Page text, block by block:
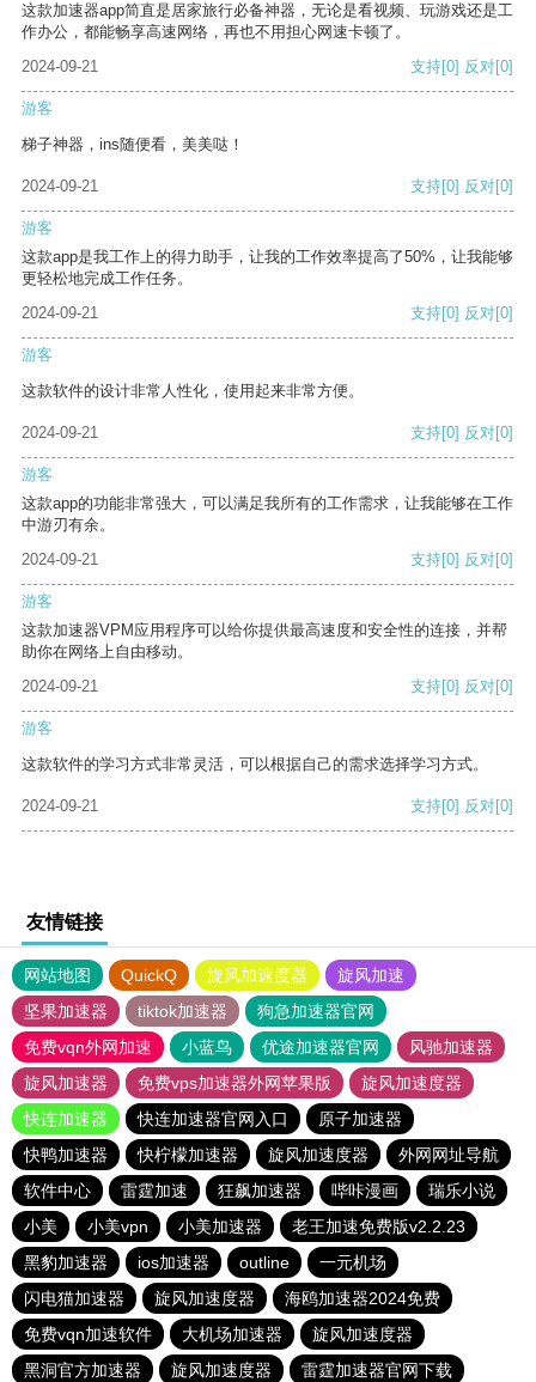
这款加速器app简直是居家旅行必备神器，无论是看视频、玩游戏还是工
作办公，都能畅享高速网络，再也不用担心网速卡顿了。
2024-09-21
支持[0] 反对[0]
游客
梯子神器，ins随便看，美美哒！
2024-09-21 支持[0] 反对[0]
游客
这款app是我工作上的得力助手，让我的工作效率提高了50%，让我能够
更轻松地完成工作任务。
2024-09-21
支持[0] 反对[0]
游客
这款软件的设计非常人性化，使用起来非常方便。
2024-09-21 支持[0] 反对[0]
游客
这款app的功能非常强大，可以满足我所有的工作需求，让我能够在工作
中游刃有余。
2024-09-21
支持[0] 反对[0]
游客
这款加速器VPM应用程序可以给你提供最高速度和安全性的连接，并帮
助你在网络上自由移动。
2024-09-21
支持[0] 反对[0]
游客
这款软件的学习方式非常灵活，可以根据自己的需求选择学习方式。
2024-09-21 支持[0] 反对[0]
友情链接
网站地图 QuickQ 旋风加速度器
旋风加速
坚果加速器
tiktok加速器
狗急加速器官网
免费vqn外网加速
小蓝鸟 优途加速器官网
风驰加速器
旋风加速器
免费vps加速器外网苹果版
旋风加速度器
快连加速器
快连加速器官网入口
原子加速器
快鸭加速器
快柠檬加速器 旋风加速度器
外网网址导航
软件中心
雷霆加速 狂飙加速器 哔咔漫画
瑞乐小说
小美
小美vpn 小美加速器
老王加速免费版v2.2.23
黑豹加速器
ios加速器 outline
一元机场
闪电猫加速器
旋风加速度器
海鸥加速器2024免费
免费vqn加速软件
大机场加速器
旋风加速度器
黑洞官方加速器
旋风加速度器 雷霆加速器官网下载